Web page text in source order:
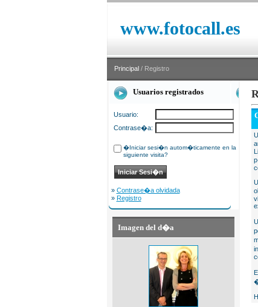
www.fotocall.es
Principal / Registro
Usuarios registrados
Usuario:
Contrase�a:
�Iniciar sesi�n autom�ticamente en la
siguiente visita?
» Contrase�a olvidada
» Registro
Imagen del d�a